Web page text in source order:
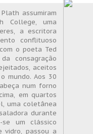
assumiram
College, uma
a escritora
conflituoso
o poeta Ted
consagração
aceitos
mundo. Aos 30
num forno
em quartos
uma coletânea
durante
se um clássico
vidro, passou a